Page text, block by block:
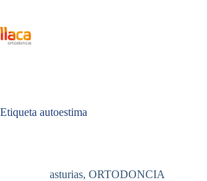
contenido
Etiqueta autoestima
asturias, ORTODONCIA